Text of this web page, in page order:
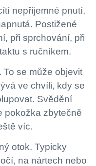
nepříjemné pnutí,
Postižené
při sprchování, při
s ručníkem.
se může objevit
ve chvíli, kdy se
Svědění
pokožka zbytečně
víc.
otok. Typicky
na nártech nebo